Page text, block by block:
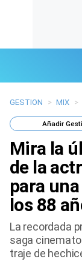
Últimas Noticias
Mi Bolsillo
Respuestas
Gente
Tendencias Mix
GESTION > MIX >
Añadir
Mira la
de la
para
los 88
La recordada
saga
traje de